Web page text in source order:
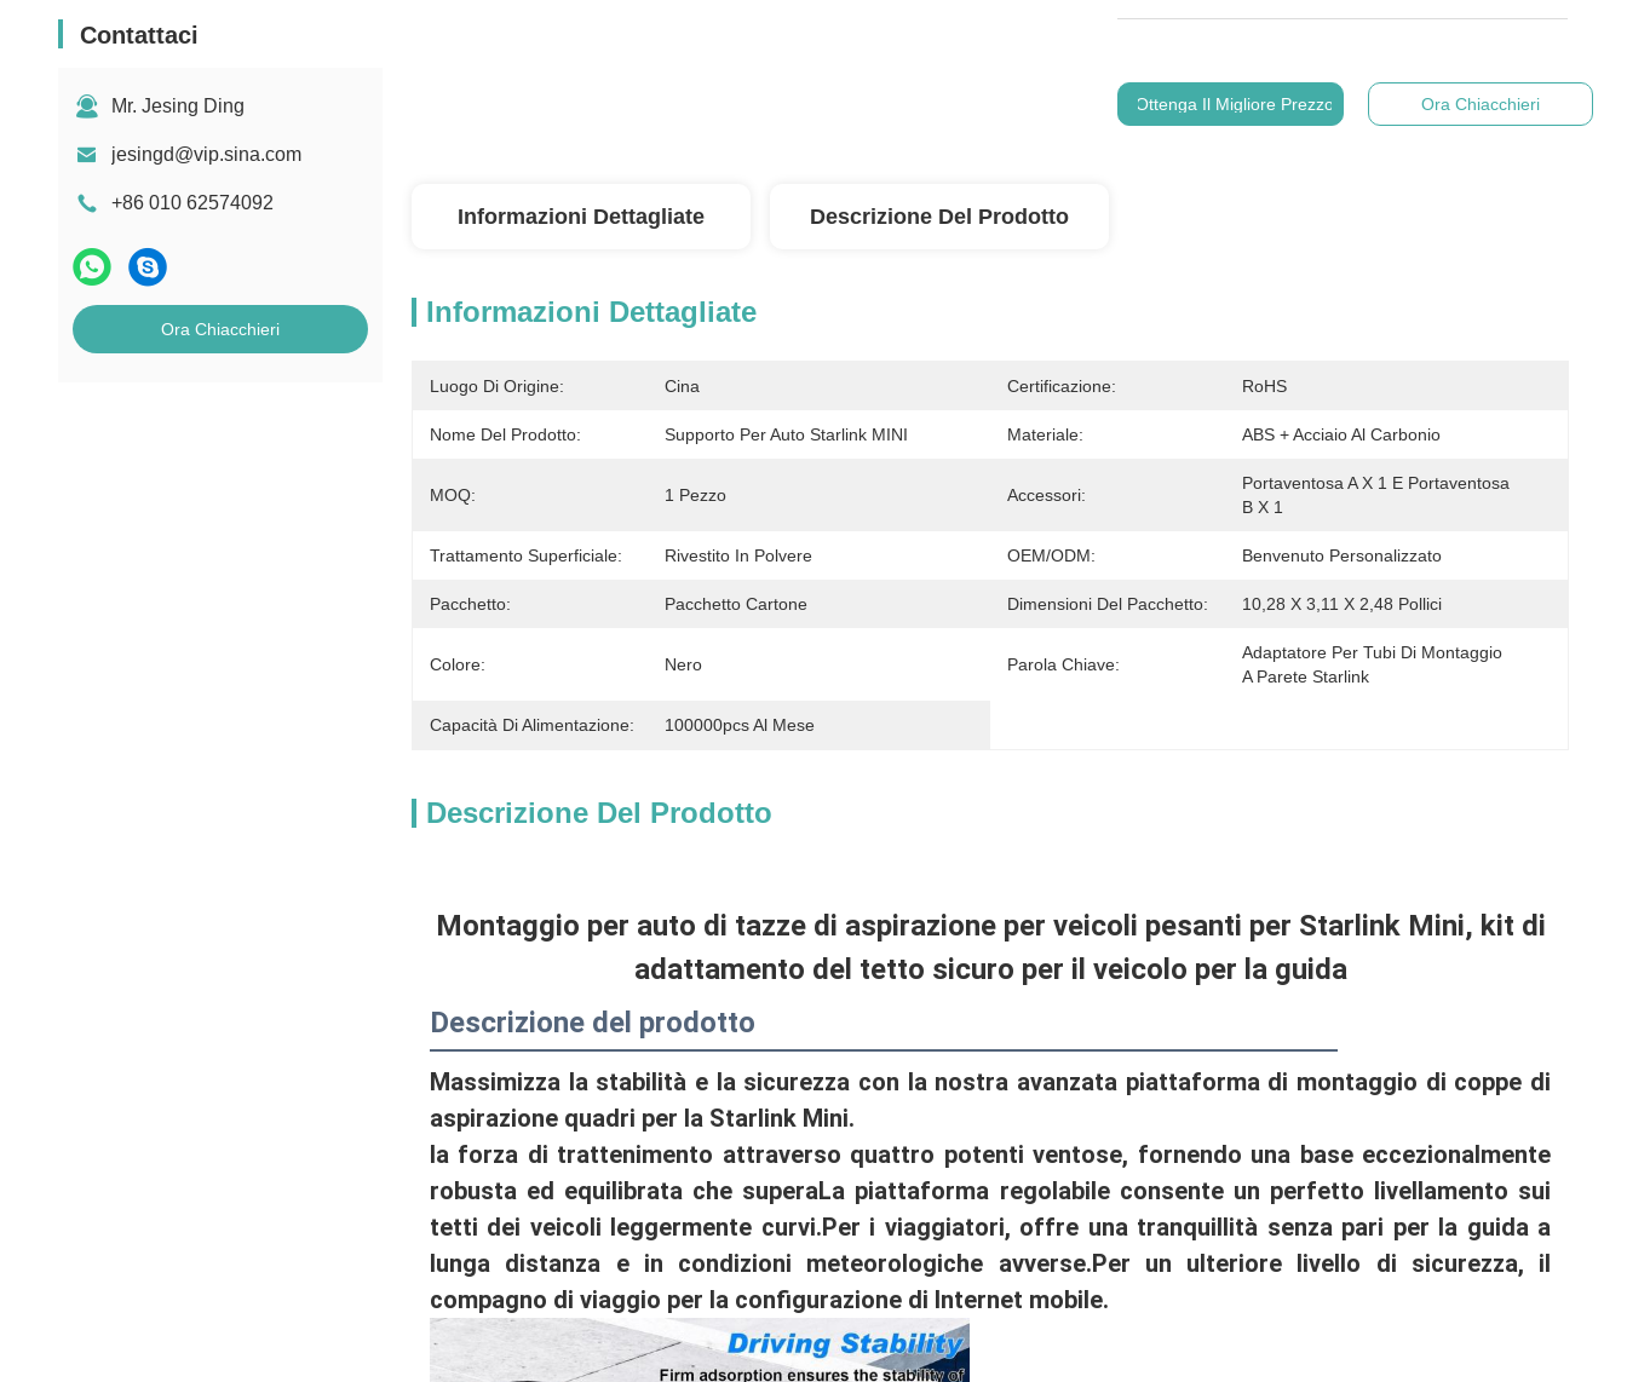
Contattaci
Mr. Jesing Ding
jesingd@vip.sina.com
+86 010 62574092
Ora Chiacchieri
Ottenga Il Migliore Prezzo Ora Chiacchieri
Informazioni Dettagliate Descrizione Del Prodotto
Informazioni Dettagliate
Luogo Di Origine: Cina Certificazione: RoHS
Nome Del Prodotto: Supporto Per Auto Starlink MINI Materiale: ABS + Acciaio Al Carbonio
MOQ: 1 Pezzo Accessori:
Portaventosa A X 1 E Portaventosa
B X 1
Trattamento Superficiale: Rivestito In Polvere OEM/ODM: Benvenuto Personalizzato
Pacchetto: Pacchetto Cartone Dimensioni Del Pacchetto: 10,28 X 3,11 X 2,48 Pollici
Colore: Nero Parola Chiave:
Adaptatore Per Tubi Di Montaggio
A Parete Starlink
Capacità Di Alimentazione: 100000pcs Al Mese
Descrizione Del Prodotto
Montaggio per auto di tazze di aspirazione per veicoli pesanti per Starlink Mini, kit di
adattamento del tetto sicuro per il veicolo per la guida
Descrizione del prodotto
Massimizza la stabilità e la sicurezza con la nostra avanzata piattaforma di montaggio di coppe di
aspirazione quadri per la Starlink Mini.
la forza di trattenimento attraverso quattro potenti ventose, fornendo una base eccezionalmente
robusta ed equilibrata che superaLa piattaforma regolabile consente un perfetto livellamento sui
tetti dei veicoli leggermente curvi.Per i viaggiatori, offre una tranquillità senza pari per la guida a
lunga distanza e in condizioni meteorologiche avverse.Per un ulteriore livello di sicurezza, il
compagno di viaggio per la configurazione di Internet mobile.